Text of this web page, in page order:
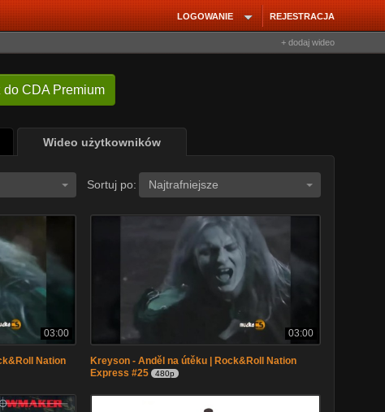
REJESTRACJA
LOGOWANIE
+ dodaj wideo
do CDA Premium
Wideo użytkowników
Sortuj po: Najtrafniejsze
03:00
Nation
03:00
Kreyson - Anděl na útěku | Rock&Roll Nation
Express #25
480p